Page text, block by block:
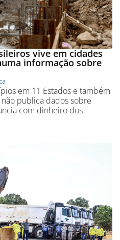
vive em cidades
informação sobre
em 11 Estados e também
publica dados sobre
com dinheiro dos